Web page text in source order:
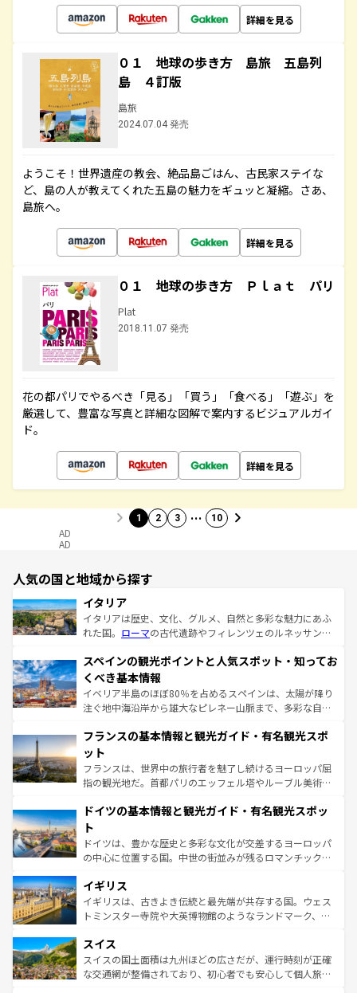
詳細を見る
０１ 地球の歩き方 島旅 五島列
島 ４訂版
島旅
2024.07.04 発売
ようこそ！世界遺産の教会、絶品島ごはん、古民家ステイな
ど、島の人が教えてくれた五島の魅力をギュッと凝縮。さあ、
島旅へ。
詳細を見る
０１ 地球の歩き方 Ｐｌａｔ パリ
Plat
2018.11.07 発売
花の都パリでやるべき「見る」「買う」「食べる」「遊ぶ」を
厳選して、豊富な写真と詳細な図解で案内するビジュアルガイ
ド。
詳細を見る
1 2 3 … 10
AD
AD
人気の国と地域から探す
イタリア
イタリアは歴史、文化、グルメ、自然と多彩な魅力にあふ
れた国。 ローマの古代遺跡やフィレンツェのルネッサンス
ろん、トスカーナの美しい田園風景やアマルフィ海岸の絶
景など、自然景観も見逃せない。観光の合間には、本場の
ピザやパスタなど、絶品のイタリア料理を堪能することも
できる。朝目覚めてから夜眠るまで、すべての瞬間を楽し
なお、新着のイタリア情報はコンテンツ一覧を参照してほ
しい。
スペインの観光ポイントと人気スポット・知ってお
くべき基本情報
イベリア半島のほぼ80％を占めるスペインは、太陽が降り
注ぐ地中海沿岸から雄大なピレネー山脈まで、多彩な自然
文化が根付くこの国では、情熱的なフラメンコ、熱気あふ
れる闘牛、そして美味しいタパスが生活の一部となってい
る。首都マドリードの洗練された雰囲気や、バルセロナの
アートに溢れた街角から、地方では古代ローマ遺跡や中世
せる。地方によって風土や気候が異なるスペインはその個
ンテンツ一覧 を参照してほしい。
フランスの基本情報と観光ガイド・有名観光スポ
ット
フランスは、世界中の旅行者を魅了し続けるヨーロッパ屈
指の観光地だ。首都パリのエッフェル塔やルーブル美術館
で、幅広い魅力が詰まっている。華麗な宮殿、歴史的な大
聖堂、美しいビーチ、そして豊かな自然が、訪れる者を心
から魅了する。また、フランスは美食の国としても知ら
れ、フランス料理はユネスコ無形文化遺産にも登録されて
香り高いラベンダー畑など、多彩な楽しみ方が可能だ。さ
らに、パリ以外の地域にも魅力が溢れており、どの街角に
も豊かな歴史と文化が息づいている。パリ以外の個性あふ
を参照してほしい。
ドイツの基本情報と観光ガイド・有名観光スポッ
ト
ドイツは、豊かな歴史と多彩な文化が交差するヨーロッパ
の中心に位置する国。中世の街並みが残るロマンチック街
顔を持つこの国は、どこを歩いても飽きることがない。ベ
ルリンの文化的活気、バイエルン州のアルプスの絶景、そ
してライン川沿いのワイン畑といった風景は必見。ビール
は、お酒好きな人にはぜひ体験してほしい。 なお、新着の
ドイツ情報はコンテンツ一覧を参照してほしい。
イギリス
イギリスは、古きよき伝統と最先端が共存する国。ウェス
トミンスター寺院や大英博物館のようなランドマーク、歴
リアごとに異なる魅力がある。また、優雅なアフタヌーン
ティー、ビール好きにはたまらない英国パブ、サッカー観
戦など、本場だからこそできる体験も豊富。イギリスを旅
スイス
スイスの国土面積は九州ほどの広さだが、運行時刻が正確
な交通網が整備されており、初心者でも安心して個人旅行